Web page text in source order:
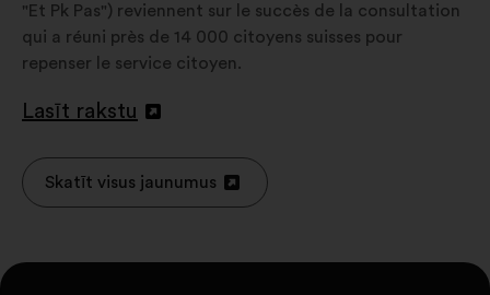
"Et Pk Pas") reviennent sur le succès de la consultation
qui a réuni près de 14 000 citoyens suisses pour
repenser le service citoyen.
Lasīt rakstu
Atvērt
cilnēSkatīt visus jaunumus